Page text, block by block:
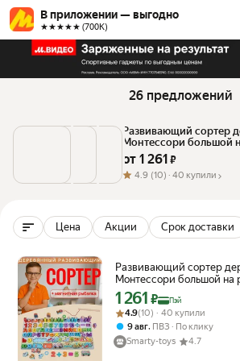
В приложении — выгодно
★★★★★ (700К)
26 предложений
Развивающий сортер
Монтессори большой
Магнитная рыбалка
от 1 261 ₽
4.9 (10) · 40 купили
Цена Акции Срок доставки
Развивающий сортер
Монтессори большой на
Магнитная рыбалка для
Цена с картой Яндекс Пэй
1 261 ₽ Пэй
Рейтинг товара: 4.9 из 5
Оценок: (10) · 40 купили
4.9(10) · 40 купили
9 авг, ПВЗ
По клику
Smarty-toys
4.7